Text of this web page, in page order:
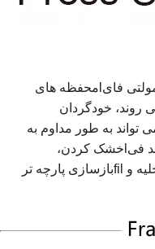
فای محفظه های
روند، خودگردان
به طور مداوم به
فی خشک کردن،
و fi بازسازی پارچه تر